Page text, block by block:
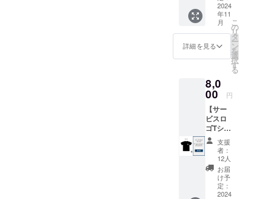
の香り
は3種類
ありま
すが、
弊社よ
お届け
いたし
ます。
到着を
お楽し
みにし
てくだ
さい。
※本商品
は5000
円の売
り切れ
ビー、
レー、
ホワイ
ラウ
ン、
レッ
ド、ピ
ンク、
イエ
ロー、
ブルー
※希望カ
ラーが
品切れ
の場
合、別
ロゴを
デザイ
ンしたT
シャツ
を提供
しま
す。 ・
展開：
S, M, L,
XL ・カ
ラー展
開：白,
黒
2024
年11
月
詳細を見る
こ
の
リ
タ
ー
ン
を
選
択
す
る
8,0
00 円
【サー
ビスロ
ゴTシャ
ツ】
「log&s
auna 和
-
nagomi,
wakaya
ma - 」
支援
者：
12人
お届
け予
定：
2024